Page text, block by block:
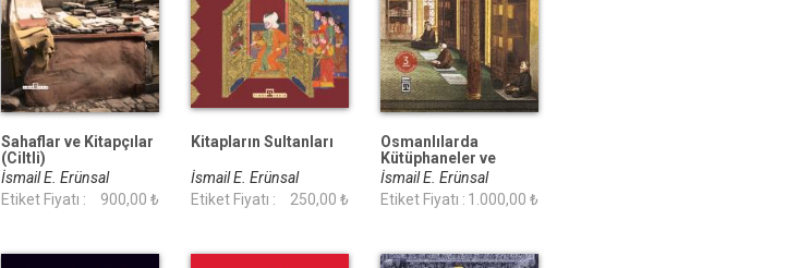
Sahaflar ve Kitapçılar
(Ciltli)
İsmail E. Erünsal
Etiket Fiyatı :
900,00 ₺
Kitapların Sultanları
İsmail E. Erünsal
Etiket Fiyatı :
250,00 ₺
Osmanlılarda
Kütüphaneler ve
Kütüphanecilik (Ciltli)
İsmail E. Erünsal
Etiket Fiyatı : 1.000,00 ₺